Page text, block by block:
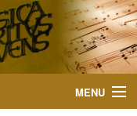
MENU